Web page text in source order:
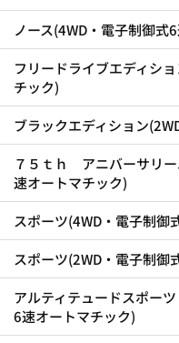
ノース(4WD・電子制御式
フリードライブエディシ
チック)
ブラックエディション
７５ｔｈ アニバーサリー
速オートマチック)
スポーツ(4WD・電子制御
スポーツ(2WD・電子制御
アルティテュードスポー
6速オートマチック)